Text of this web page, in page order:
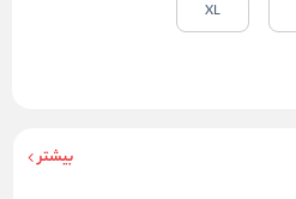
بیشتر
XL